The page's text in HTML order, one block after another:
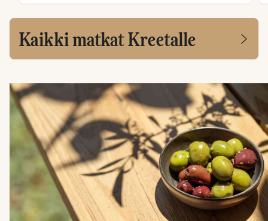
Kaikki matkat Kreetalle